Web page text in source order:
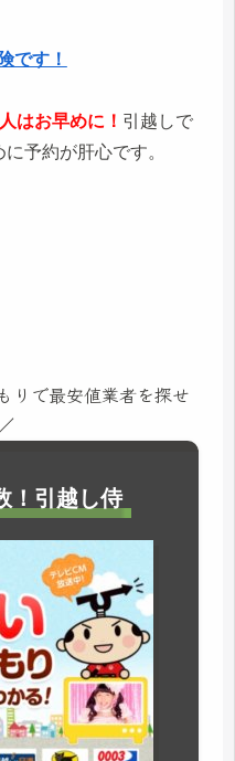
です！
はお早めに！ 引越しで
予約が肝心です。
りで最安値業者を探せ
！引越し侍